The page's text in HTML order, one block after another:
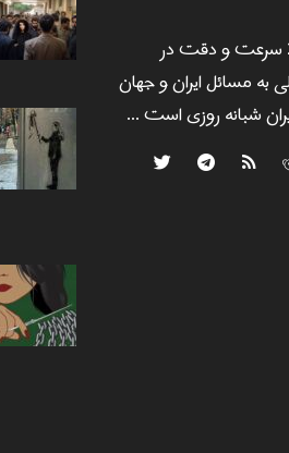
خبرگزاری فارس نیوز 24 سرعت و دقت در
به مسائل ایران و جهان
شبانه روزی است ...